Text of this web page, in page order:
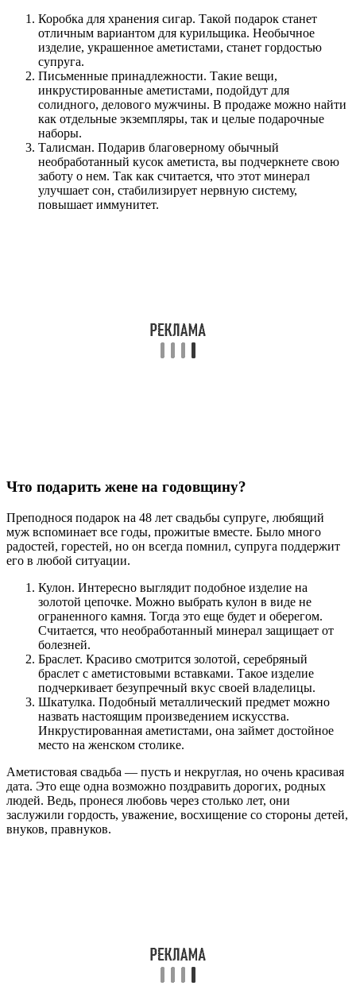
Коробка для хранения сигар. Такой подарок станет
отличным вариантом для курильщика. Необычное
изделие, украшенное аметистами, станет гордостью
супруга.
Письменные принадлежности. Такие вещи,
инкрустированные аметистами, подойдут для
солидного, делового мужчины. В продаже можно найти
как отдельные экземпляры, так и целые подарочные
наборы.
Талисман. Подарив благоверному обычный
необработанный кусок аметиста, вы подчеркнете свою
заботу о нем. Так как считается, что этот минерал
улучшает сон, стабилизирует нервную систему,
повышает иммунитет.
Что подарить жене на годовщину?
Преподнося подарок на 48 лет свадьбы супруге, любящий
муж вспоминает все годы, прожитые вместе. Было много
радостей, горестей, но он всегда помнил, супруга поддержит
его в любой ситуации.
Кулон. Интересно выглядит подобное изделие на
золотой цепочке. Можно выбрать кулон в виде не
ограненного камня. Тогда это еще будет и оберегом.
Считается, что необработанный минерал защищает от
болезней.
Браслет. Красиво смотрится золотой, серебряный
браслет с аметистовыми вставками. Такое изделие
подчеркивает безупречный вкус своей владелицы.
Шкатулка. Подобный металлический предмет можно
назвать настоящим произведением искусства.
Инкрустированная аметистами, она займет достойное
место на женском столике.
Аметистовая свадьба — пусть и некруглая, но очень красивая
дата. Это еще одна возможно поздравить дорогих, родных
людей. Ведь, пронеся любовь через столько лет, они
заслужили гордость, уважение, восхищение со стороны детей,
внуков, правнуков.